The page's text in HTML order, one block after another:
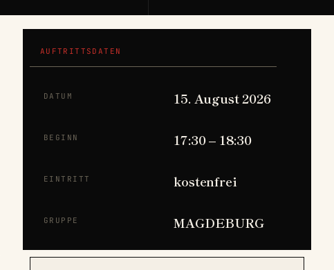
AUFTRITTSDATEN
DATUM 15. August 2026
BEGINN 17:30 – 18:30
EINTRITT kostenfrei
GRUPPE MAGDEBURG